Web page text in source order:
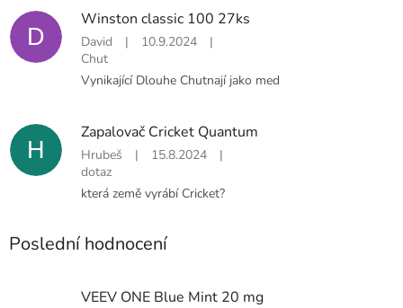
D
Winston classic 100 27ks
David | 10.9.2024
|
Chut
Vynikající Dlouhe Chutnají jako med
H
Zapalovač Cricket Quantum
Hrubeš | 15.8.2024
|
dotaz
která země vyrábí Cricket?
Poslední hodnocení
VEEV ONE Blue Mint 20 mg